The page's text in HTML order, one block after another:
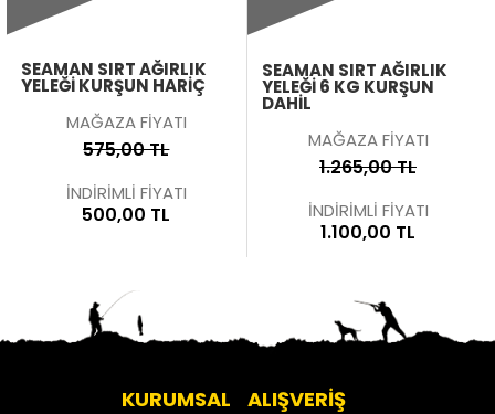
SEAMAN SIRT AĞIRLIK
YELEĞI KURŞUN HARIÇ
MAĞAZA FİYATI
575,00 TL
İNDİRİMLİ FİYATI
500,00 TL
SEAMAN SIRT AĞIRLIK
YELEĞI 6 KG KURŞUN
DAHIL
MAĞAZA FİYATI
1.265,00 TL
İNDİRİMLİ FİYATI
1.100,00 TL
KURUMSAL ALIŞVERİŞ